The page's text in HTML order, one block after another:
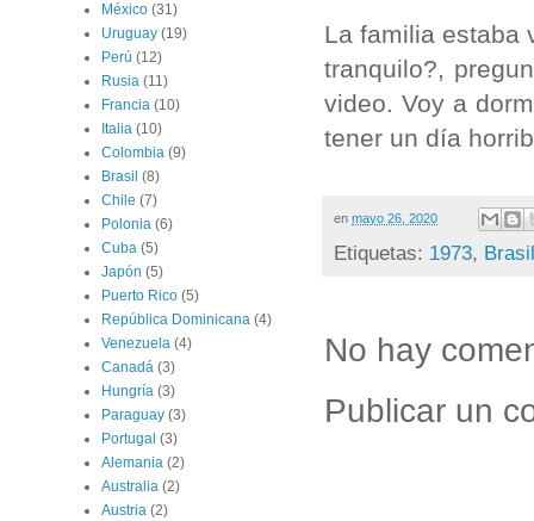
La familia estaba
tranquilo?,
video. Voy a
tener un día
en mayo 26, 2020
Etiquetas: 1973, Brasil
No hay
Publicar un
México (31)
Uruguay (19)
Perú (12)
Rusia (11)
Francia (10)
Italia (10)
Colombia (9)
Brasil (8)
Chile (7)
Polonia (6)
Cuba (5)
Japón (5)
Puerto Rico (5)
República Dominicana (4)
Venezuela (4)
Canadá (3)
Hungría (3)
Paraguay (3)
Portugal (3)
Alemania (2)
Australia (2)
Austria (2)